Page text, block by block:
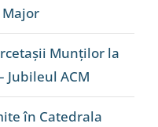
Munților la
Jubileul ACM
în Catedrala